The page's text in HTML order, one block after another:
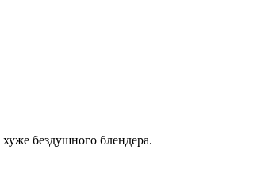
бездушного блендера.